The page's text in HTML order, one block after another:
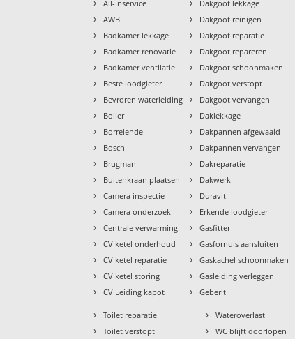
› All-Inservice
› AWB
› Badkamer lekkage
› Badkamer renovatie
› Badkamer ventilatie
› Beste loodgieter
› Bevroren waterleiding
› Boiler
› Borrelende
› Bosch
› Brugman
› Buitenkraan plaatsen
› Camera inspectie
› Camera onderzoek
› Centrale verwarming
› CV ketel onderhoud
› CV ketel reparatie
› CV ketel storing
› CV Leiding kapot
› Dakgoot lekkage
› Dakgoot reinigen
› Dakgoot reparatie
› Dakgoot repareren
› Dakgoot schoonmaken
› Dakgoot verstopt
› Dakgoot vervangen
› Daklekkage
› Dakpannen afgewaaid
› Dakpannen vervangen
› Dakreparatie
› Dakwerk
› Duravit
› Erkende loodgieter
› Gasfitter
› Gasfornuis aansluiten
› Gaskachel schoonmaken
› Gasleiding verleggen
› Geberit
› Toilet reparatie
› Toilet verstopt
› Wateroverlast
› WC blijft doorlopen